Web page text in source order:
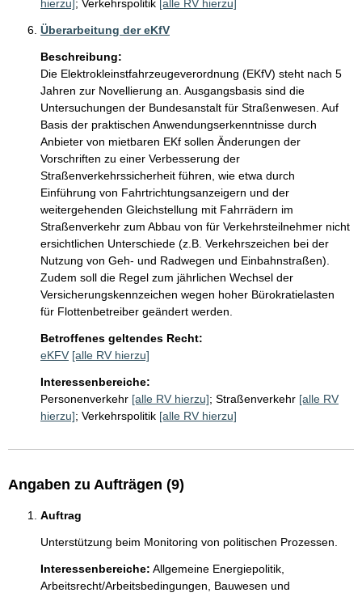
hierzu]; Verkehrspolitik [alle RV hierzu]
Überarbeitung der eKfV
Beschreibung:
Die Elektrokleinstfahrzeugeverordnung (EKfV) steht nach 5
Jahren zur Novellierung an. Ausgangsbasis sind die
Untersuchungen der Bundesanstalt für Straßenwesen. Auf
Basis der praktischen Anwendungserkenntnisse durch
Anbieter von mietbaren EKf sollen Änderungen der
Vorschriften zu einer Verbesserung der
Straßenverkehrssicherheit führen, wie etwa durch
Einführung von Fahrtrichtungsanzeigern und der
weitergehenden Gleichstellung mit Fahrrädern im
Straßenverkehr zum Abbau von für Verkehrsteilnehmer nicht
ersichtlichen Unterschiede (z.B. Verkehrszeichen bei der
Nutzung von Geh- und Radwegen und Einbahnstraßen).
Zudem soll die Regel zum jährlichen Wechsel der
Versicherungskennzeichen wegen hoher Bürokratielasten
für Flottenbetreiber geändert werden.
Betroffenes geltendes Recht:
eKFV [alle RV hierzu]
Interessenbereiche:
Personenverkehr [alle RV hierzu]; Straßenverkehr [alle RV
hierzu]; Verkehrspolitik [alle RV hierzu]
Angaben zu Aufträgen (9)
Auftrag
Unterstützung beim Monitoring von politischen Prozessen.
Interessenbereiche: Allgemeine Energiepolitik,
Arbeitsrecht/Arbeitsbedingungen, Bauwesen und